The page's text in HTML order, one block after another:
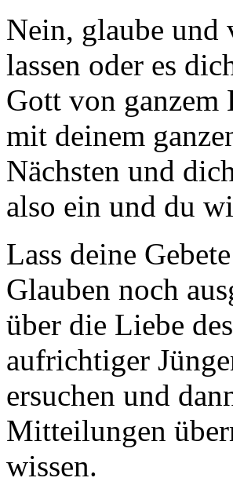
Nein, glaube
lassen oder es
Gott von ganzem
mit deinem
Nächsten und
also ein und du
Lass deine
Glauben noch
über die Liebe
aufrichtiger
ersuchen und
Mitteilungen
wissen.